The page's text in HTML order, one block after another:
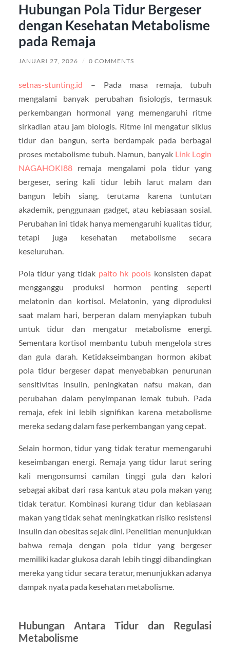
Hubungan Pola Tidur Bergeser
dengan Kesehatan Metabolisme
pada Remaja
JANUARI 27, 2026 / 0 COMMENTS
setnas-stunting.id – Pada masa remaja, tubuh
mengalami banyak perubahan fisiologis, termasuk
perkembangan hormonal yang memengaruhi ritme
sirkadian atau jam biologis. Ritme ini mengatur siklus
tidur dan bangun, serta berdampak pada berbagai
proses metabolisme tubuh. Namun, banyak Link Login
NAGAHOKI88remaja mengalami pola tidur yang
bergeser, sering kali tidur lebih larut malam dan
bangun lebih siang, terutama karena tuntutan
akademik, penggunaan gadget, atau kebiasaan sosial.
Perubahan ini tidak hanya memengaruhi kualitas tidur,
tetapi juga kesehatan metabolisme secara
keseluruhan.
Pola tidur yang tidak paito hk poolskonsisten dapat
mengganggu produksi hormon penting seperti
melatonin dan kortisol. Melatonin, yang diproduksi
saat malam hari, berperan dalam menyiapkan tubuh
untuk tidur dan mengatur metabolisme energi.
Sementara kortisol membantu tubuh mengelola stres
dan gula darah. Ketidakseimbangan hormon akibat
pola tidur bergeser dapat menyebabkan penurunan
sensitivitas insulin, peningkatan nafsu makan, dan
perubahan dalam penyimpanan lemak tubuh. Pada
remaja, efek ini lebih signifikan karena metabolisme
mereka sedang dalam fase perkembangan yang cepat.
Selain hormon, tidur yang tidak teratur memengaruhi
keseimbangan energi. Remaja yang tidur larut sering
kali mengonsumsi camilan tinggi gula dan kalori
sebagai akibat dari rasa kantuk atau pola makan yang
tidak teratur. Kombinasi kurang tidur dan kebiasaan
makan yang tidak sehat meningkatkan risiko resistensi
insulin dan obesitas sejak dini. Penelitian menunjukkan
bahwa remaja dengan pola tidur yang bergeser
memiliki kadar glukosa darah lebih tinggi dibandingkan
mereka yang tidur secara teratur, menunjukkan adanya
dampak nyata pada kesehatan metabolisme.
Hubungan Antara Tidur dan Regulasi
Metabolisme